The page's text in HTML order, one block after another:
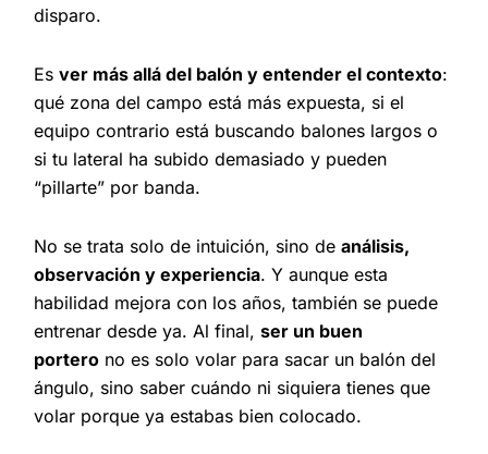
disparo.
Esver más allá del balón y entender el contexto:
qué zona del campo está más expuesta, si el
equipo contrario está buscando balones largos o
si tu lateral ha subido demasiado y pueden
“pillarte” por banda.
No se trata solo de intuición, sino deanálisis,
observación y experiencia. Y aunque esta
habilidad mejora con los años, también se puede
entrenar desde ya. Al final,ser un buen
portero no es solo volar para sacar un balón del
ángulo, sino saber cuándo ni siquiera tienes que
volar porque ya estabas bien colocado.